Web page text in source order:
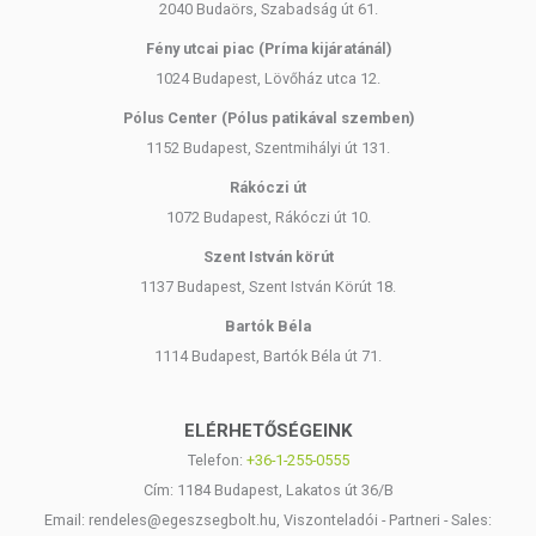
Az ajánlott napi adag a WTN Nyomelem komplexből: napi 1
kapszula, a délutáni órákban. Érzékeny gyomrú egyének
esetén étkezés közben ajánlott bevenni.
tartsunk 1-2 hónap szünetet!
Szedhető-e/használható-e folyamatosan a termék, vagy
A termékek kúraszerű alkalmazása javasolt.
hónap szünetet ajánlunk, hacsak kezelőorvosa vagy
természetgyógyász másképp nem javasolja. Időnként
de legkésőbb 6 havonta megnézetni az értékeket.
Ha az eredmények azt mutatják, hogy kezelőorvosa vagy
természetgyógyász is javasolja, és Ön is úgy érzi, jól van, a
termék használata folytatható.
2040 Budaörs, Szabadság út 61.
Fény utcai piac (Príma kijáratánál)
1024 Budapest, Lövőház utca 12.
Pólus Center (Pólus patikával szemben)
1152 Budapest, Szentmihályi út 131.
Rákóczi út
1072 Budapest, Rákóczi út 10.
Szent István körút
1137 Budapest, Szent István Körút 18.
Bartók Béla
1114 Budapest, Bartók Béla út 71.
ELÉRHETŐSÉGEINK
Telefon: +36-1-255-0555
Cím: 1184 Budapest, Lakatos út 36/B
Email: rendeles@egeszsegbolt.hu, Viszonteladói - Partneri - Sales: